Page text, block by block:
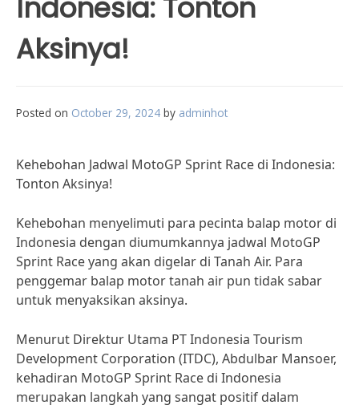
Indonesia: Tonton
Aksinya!
Posted on October 29, 2024 by adminhot
Kehebohan Jadwal MotoGP Sprint Race di Indonesia:
Tonton Aksinya!
Kehebohan menyelimuti para pecinta balap motor di
Indonesia dengan diumumkannya jadwal MotoGP
Sprint Race yang akan digelar di Tanah Air. Para
penggemar balap motor tanah air pun tidak sabar
untuk menyaksikan aksinya.
Menurut Direktur Utama PT Indonesia Tourism
Development Corporation (ITDC), Abdulbar Mansoer,
kehadiran MotoGP Sprint Race di Indonesia
merupakan langkah yang sangat positif dalam